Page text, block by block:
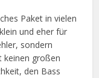
Paket in vielen
und eher für
sondern
keinen großen
den Bass